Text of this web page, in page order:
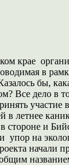
крае
в
бы,
Все дело в
в летнее
стороне и
упор на
начали